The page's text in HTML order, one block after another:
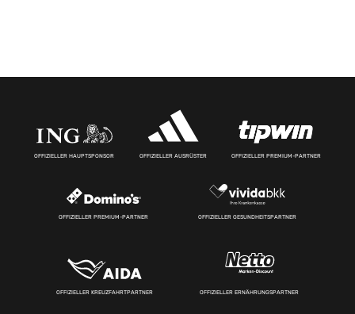
OFFIZIELLER HAUPTSPONSOR OFFIZIELLER AUSRÜSTER OFFIZIELLER PREMIUM-PARTNER
OFFIZIELLER PREMIUM-PARTNER OFFIZIELLER GESUNDHEITSPARTNER
OFFIZIELLER KREUZFAHRTPARTNER OFFIZIELLER ERNÄHRUNGSPARTNER